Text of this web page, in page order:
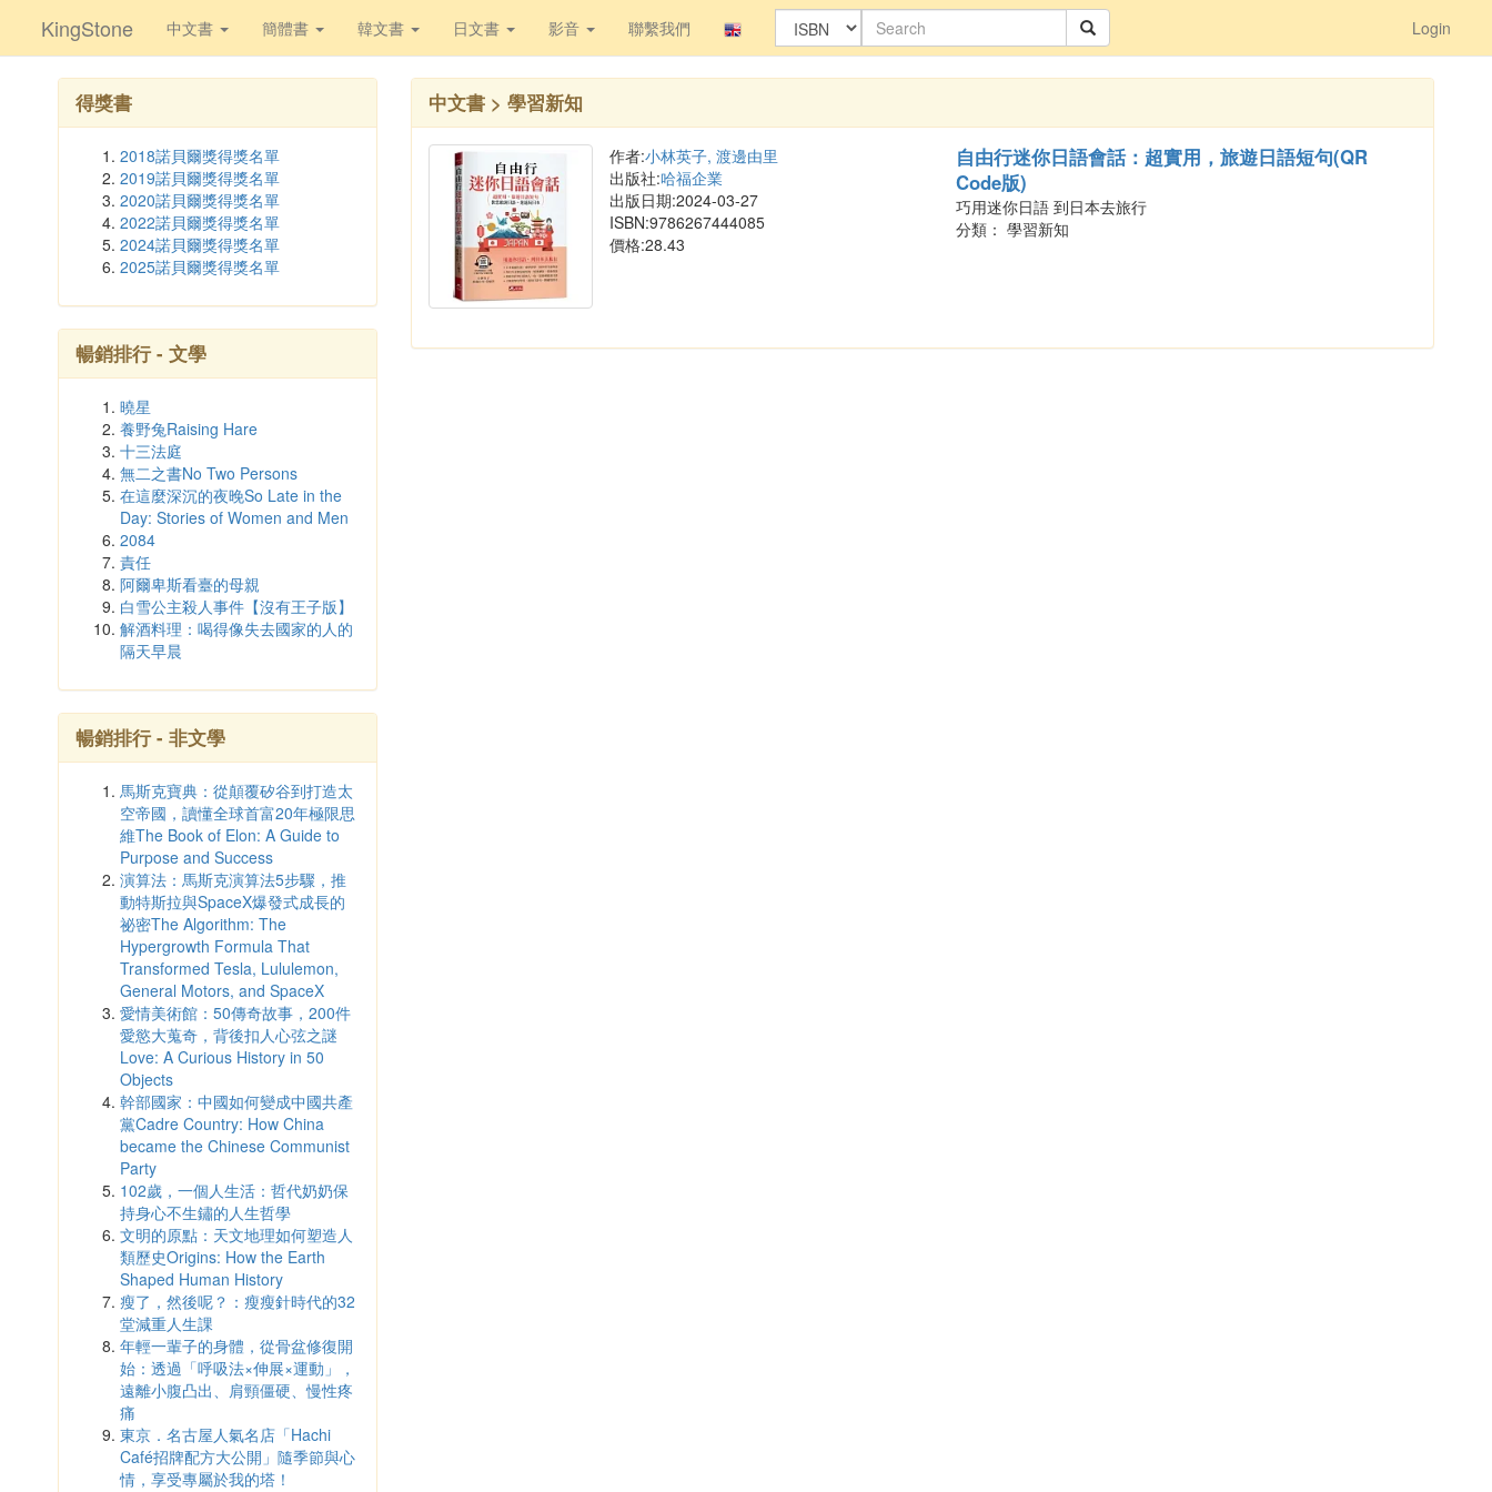
KingStone 中文書 簡體書 韓文書 日文書 影音 聯繫我們 Login
得獎書
2018諾貝爾獎得獎名單
2019諾貝爾獎得獎名單
2020諾貝爾獎得獎名單
2022諾貝爾獎得獎名單
2024諾貝爾獎得獎名單
2025諾貝爾獎得獎名單
暢銷排行 - 文學
曉星
養野兔Raising Hare
十三法庭
無二之書No Two Persons
在這麼深沉的夜晚So Late in the
Day: Stories of Women and Men
2084
責任
阿爾卑斯看臺的母親
白雪公主殺人事件【沒有王子版】
解酒料理：喝得像失去國家的人的
隔天早晨
暢銷排行 - 非文學
馬斯克寶典：從顛覆矽谷到打造太
空帝國，讀懂全球首富20年極限思
維The Book of Elon: A Guide to
Purpose and Success
演算法：馬斯克演算法5步驟，推
動特斯拉與SpaceX爆發式成長的
祕密The Algorithm: The
Hypergrowth Formula That
Transformed Tesla, Lululemon,
General Motors, and SpaceX
愛情美術館：50傳奇故事，200件
愛慾大蒐奇，背後扣人心弦之謎
Love: A Curious History in 50
Objects
幹部國家：中國如何變成中國共產
黨Cadre Country: How China
became the Chinese Communist
Party
102歲，一個人生活：哲代奶奶保
持身心不生鏽的人生哲學
文明的原點：天文地理如何塑造人
類歷史Origins: How the Earth
Shaped Human History
瘦了，然後呢？：瘦瘦針時代的32
堂減重人生課
年輕一輩子的身體，從骨盆修復開
始：透過「呼吸法×伸展×運動」，
遠離小腹凸出、肩頸僵硬、慢性疼
痛
東京．名古屋人氣名店「Hachi
Café招牌配方大公開」隨季節與心
情，享受專屬於我的塔！
中文書 > 學習新知
作者:小林英子, 渡邊由里
出版社:哈福企業
出版日期:2024-03-27
ISBN:9786267444085
價格:28.43
自由行迷你日語會話：超實用，旅遊日語短句(QR
Code版)
巧用迷你日語 到日本去旅行
分類： 學習新知